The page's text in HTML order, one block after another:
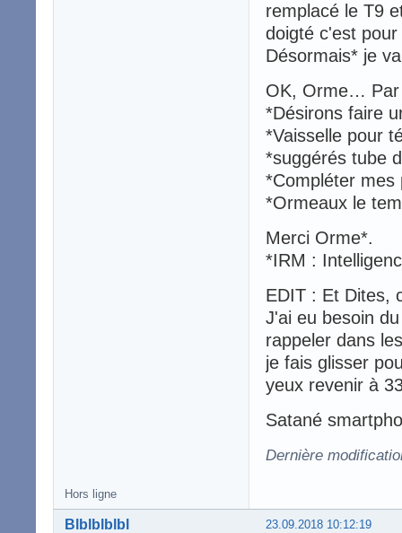
remplacé le T9
doigté c'est
Désormais* je
OK, Orme… Par
*Désirons faire
*Vaisselle pour
*suggérés tube
*Compléter mes
*Ormeaux le
Merci Orme*.
*IRM :
EDIT : Et Dites,
J'ai eu besoin
rappeler dans
je fais glisser
yeux revenir à
Satané
Dernière
Hors ligne
23.09.2018 10:12:19
Blblblblbl